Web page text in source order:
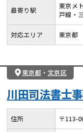
最寄り駅
東京メ
戸線・
対応エリア 東京都
東京都 ・ 文京区
川田司法書士
住所 〒113-